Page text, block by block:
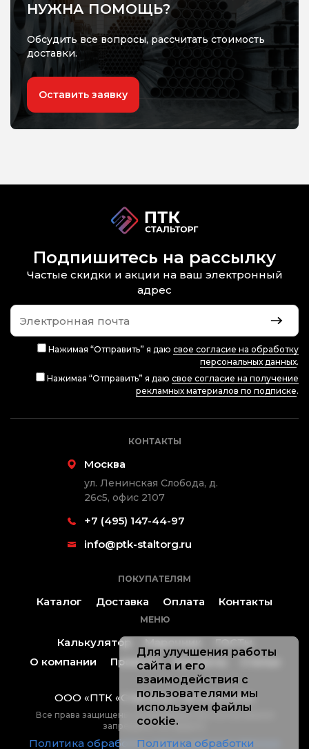
НУЖНА ПОМОЩЬ?
Обсудить все вопросы, рассчитать стоимость
доставки.
Оставить заявку
Подпишитесь на рассылку
Частые скидки и акции на ваш электронный
адрес
Нажимая “Отправить” я даю свое согласие на обработку
персональных данных.
Нажимая “Отправить” я даю свое согласие на получение
рекламных материалов по подписке.
КОНТАКТЫ
Москва
ул. Ленинская Слобода, д.
26с5, офис 2107
+7 (495) 147-44-97
info@ptk-staltorg.ru
ПОКУПАТЕЛЯМ
Каталог Доставка Оплата Контакты
МЕНЮ
Калькулятор
О компании
Проекты Контакты
ООО «ПТК «Стальторг» ® 2019-2026.
Все права защищены, копирование без согласования
запрещено. Не оферта.
Политика обработки персональных данных
Для улучшения работы
сайта и его
взаимодействия с
пользователями мы
используем файлы
cookie.
Политика обработки